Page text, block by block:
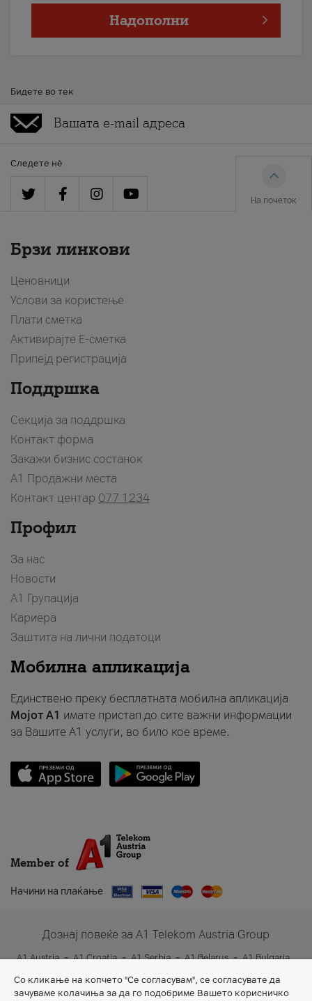
Надополни
Бидете во тек
Следете нè
На почеток
Брзи линкови
Ценовници
Услови за користење
Плати сметка
Активирајте Е-сметка
Припејд регистрација
Поддршка
Секција за поддршка
Контакт форма
Закажи бизнис состанок
A1 Продажни места
Контакт центар 077 1234
Профил
За нас
Новости
А1 Групација
Кариера
Заштита на лични податоци
Мобилна апликација
Единствено преку бесплатната мобилна апликација
Мојот A1 имате пристап до сите важни информации
за Вашите A1 услуги, во било кое време.
Member of
Начини на плаќање
Дознај повеќе за A1 Telekom Austria Group
A1 Austria A1 Croatia A1 Serbia A1 Belarus
A1 Bulgaria
A1 Slovenia
A1 Digital
Со кликање на копчето "Се согласувам", се согласувате да
зачуваме колачиња за да го подобриме Вашето корисничко